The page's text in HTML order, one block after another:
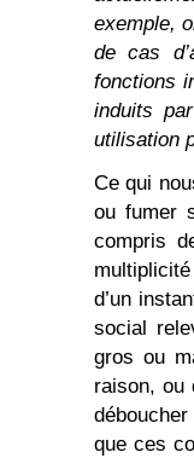
exemple,
de cas
fonctions
induits
utilisation
Ce qui
ou fumer
compris
d’un
social
gros ou
raison, ou
que ces